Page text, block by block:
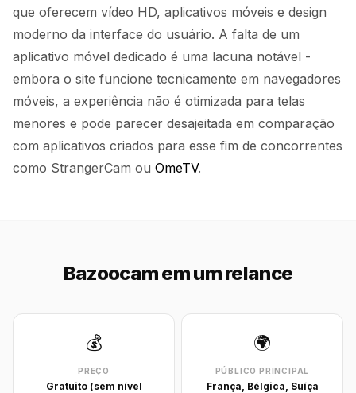
que oferecem vídeo HD, aplicativos móveis e design
moderno da interface do usuário. A falta de um
aplicativo móvel dedicado é uma lacuna notável -
embora o site funcione tecnicamente em navegadores
móveis, a experiência não é otimizada para telas
menores e pode parecer desajeitada em comparação
com aplicativos criados para esse fim de concorrentes
como StrangerCam ou OmeTV.
Bazoocam em um relance
💰
PREÇO
Gratuito (sem nível
🌍
PÚBLICO PRINCIPAL
França, Bélgica, Suíça